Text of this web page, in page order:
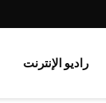
راديو الإنترنت